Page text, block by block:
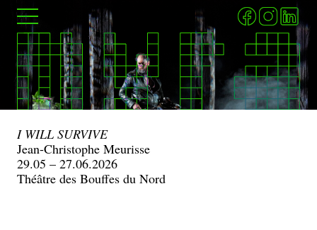
Aller
contenu
principal
Menu
MYRA
I WILL SURVIVE
Jean-Christophe Meurisse
29.05 – 27.06.2026
Théâtre des Bouffes du Nord